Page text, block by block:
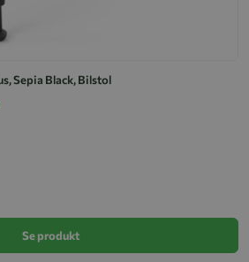
Sepia Black, Bilstol
Se produkt